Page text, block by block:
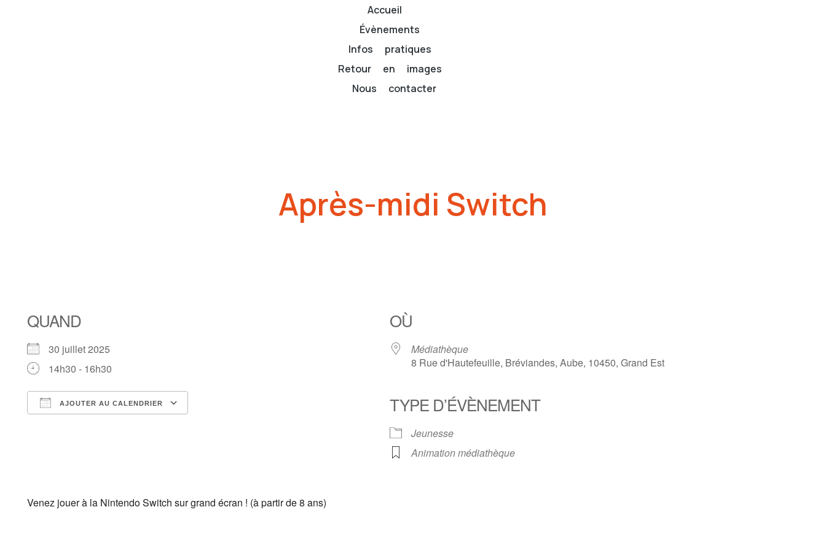
Accueil
Évènements
Infos pratiques
Retour en images
Nous contacter
Après-midi Switch
QUAND
30 juillet 2025
14h30 - 16h30
AJOUTER AU CALENDRIER
OÙ
Médiathèque
8 Rue d'Hautefeuille, Bréviandes, Aube, 10450, Grand Est
TYPE D’ÉVÈNEMENT
Jeunesse
Animation médiathèque
Venez jouer à la Nintendo Switch sur grand écran ! (à partir de 8 ans)